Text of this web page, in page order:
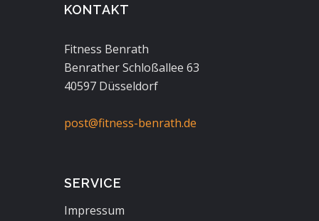
KONTAKT
Fitness Benrath
Benrather Schloßallee 63
40597 Düsseldorf
post@fitness-benrath.de
SERVICE
Impressum